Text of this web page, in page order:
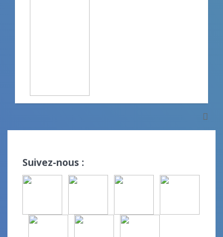
Suivez-nous :